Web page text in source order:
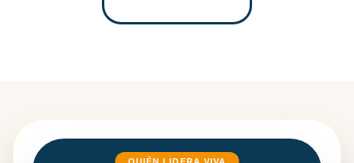
QUIÉN LIDERA VIVA